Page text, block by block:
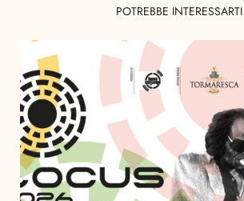
POTREBBE INTERESSARTI